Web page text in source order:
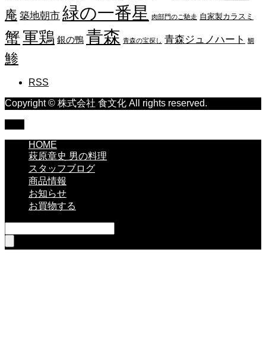
庵 築地朝市 緑の一番星 肉部門のご馳走 自家製カラスミ
蟹軍鶏 銀の鴨 青森 青森の宝探し 青森ジュノハート 鯛
鯵
RSS
Copyright © 株式会社 食文化 All rights reserved.
HOME
萩原章史 男の料理
スタッフブログ
商品情報
お知らせ
お買物する